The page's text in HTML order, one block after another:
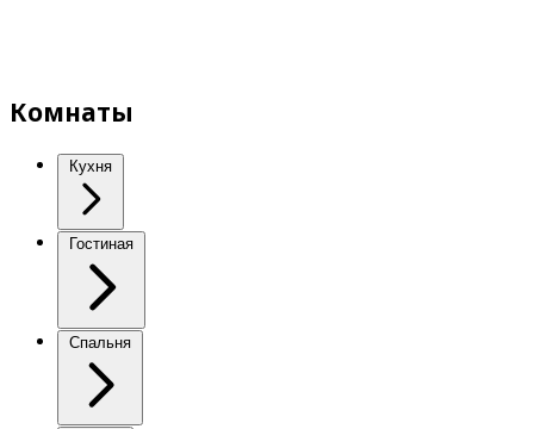
Комнаты
Кухня
Гостиная
Спальня